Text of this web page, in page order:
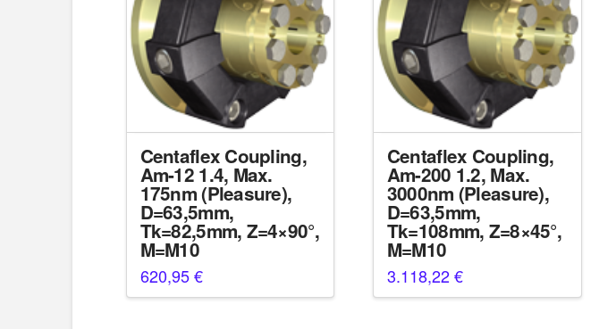
Centaflex Coupling,
Am-12 1.4, Max.
175nm (Pleasure),
D=63,5mm,
Tk=82,5mm, Z=4×90°,
M=M10
620,95€
Centaflex Coupling,
Am-200 1.2, Max.
3000nm (Pleasure),
D=63,5mm,
Tk=108mm, Z=8×45°,
M=M10
3.118,22€